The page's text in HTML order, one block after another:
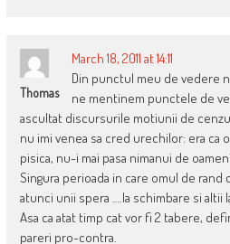
Thomas
March 18, 2011 at 14:11
Din punctul meu de vedere
ne mentinem punctele de
ascultat discursurile motiunii de
nu imi venea sa cred urechilor: era ca
pisica, nu-i mai pasa nimanui de
Singura perioada in care omul de rand
atunci unii spera ….la schimbare si altii
Asa ca atat timp cat vor fi 2 tabere,
pareri pro-contra.